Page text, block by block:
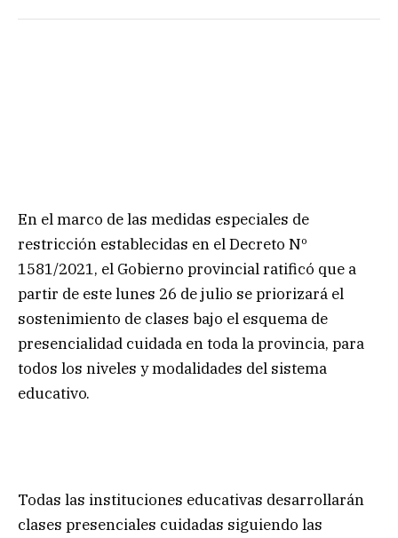
En el marco de las medidas especiales de
restricción establecidas en el Decreto Nº
1581/2021, el Gobierno provincial ratificó que a
partir de este lunes 26 de julio se priorizará el
sostenimiento de clases bajo el esquema de
presencialidad cuidada en toda la provincia, para
todos los niveles y modalidades del sistema
educativo.
Todas las instituciones educativas desarrollarán
clases presenciales cuidadas siguiendo las